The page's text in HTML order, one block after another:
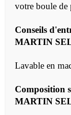
votre boule de
Conseils
MARTIN
Lavable en
Composition
MARTIN